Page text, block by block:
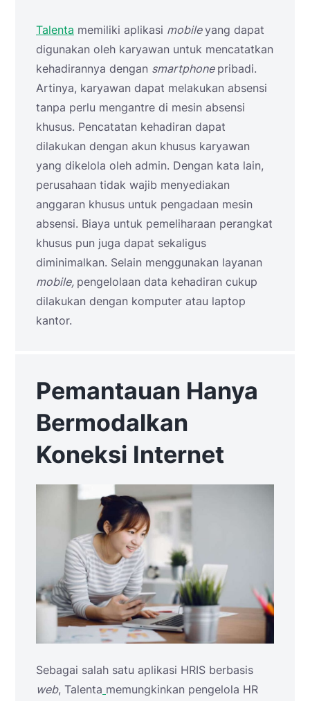
Talenta memiliki aplikasi mobileyang dapat
digunakan oleh karyawan untuk mencatatkan
kehadirannya dengan smartphone pribadi.
Artinya, karyawan dapat melakukan absensi
tanpa perlu mengantre di mesin absensi
khusus. Pencatatan kehadiran dapat
dilakukan dengan akun khusus karyawan
yang dikelola oleh admin. Dengan kata lain,
perusahaan tidak wajib menyediakan
anggaran khusus untuk pengadaan mesin
absensi. Biaya untuk pemeliharaan perangkat
khusus pun juga dapat sekaligus
diminimalkan. Selain menggunakan layanan
mobile, pengelolaan data kehadiran cukup
dilakukan dengan komputer atau laptop
kantor.
Pemantauan Hanya
Bermodalkan
Koneksi Internet
Sebagai salah satu aplikasi HRIS berbasis
web, Talenta memungkinkan pengelola HR